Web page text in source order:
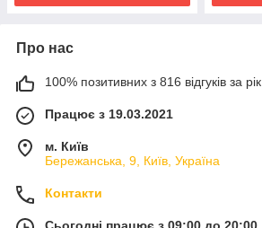
Про нас
100% позитивних з 816 відгуків за рік
Працює з 19.03.2021
м. Київ
Бережанська, 9, Київ, Україна
Контакти